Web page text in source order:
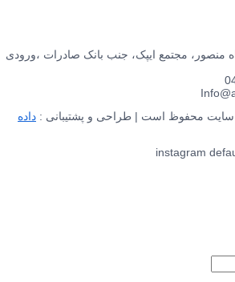
منصور، مجتمع ایپک، جنب بانک صادرات ،ورودی
محفوظ است | طراحی و پشتیبانی : داده